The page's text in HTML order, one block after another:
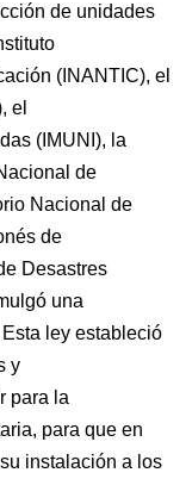
de unidades
(INANTIC), el
el
(IMUNI), la
de
Nacional de
de
Desastres
una
ley estableció
y
para la
para que en
instalación a los